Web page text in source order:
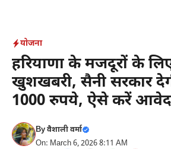
content
योजना
हरियाणा के मजदूरों के
खुशखबरी, सैनी सरकार
1000 रुपये, ऐसे करें
Byवैशाली वर्मा
On: March 6, 2026 8:11 AM